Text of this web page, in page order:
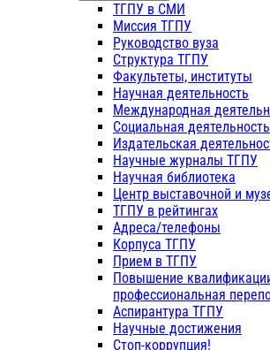
ТГПУ в СМИ
Миссия ТГПУ
Руководство вуза
Структура ТГПУ
Факультеты, институты
Научная деятельность
Международная
Социальная деятельность
Издательская
Научные журналы ТГПУ
Научная библиотека
Центр выставочной и
ТГПУ в рейтингах
Адреса/телефоны
Корпуса ТГПУ
Прием в ТГПУ
Повышение
профессиональная
Аспирантура ТГПУ
Научные достижения
Стоп-коррупция!